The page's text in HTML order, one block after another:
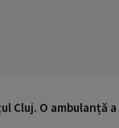
Cluj. O ambulanță